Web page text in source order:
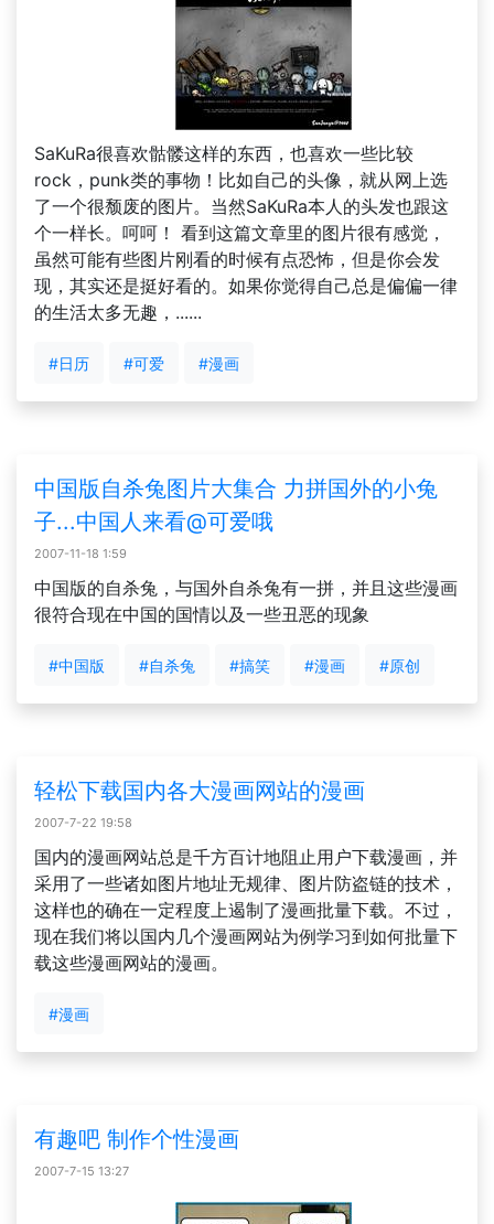
SaKuRa很喜欢骷髅这样的东西，也喜欢一些比较
rock，punk类的事物！比如自己的头像，就从网上选
了一个很颓废的图片。当然SaKuRa本人的头发也跟这
个一样长。呵呵！ 看到这篇文章里的图片很有感觉，
虽然可能有些图片刚看的时候有点恐怖，但是你会发
现，其实还是挺好看的。如果你觉得自己总是偏偏一律
的生活太多无趣，......
#日历 #可爱 #漫画
中国版自杀兔图片大集合 力拼国外的小兔
子...中国人来看@可爱哦
2007-11-18 1:59
中国版的自杀兔，与国外自杀兔有一拼，并且这些漫画
很符合现在中国的国情以及一些丑恶的现象
#中国版 #自杀兔 #搞笑 #漫画 #原创
轻松下载国内各大漫画网站的漫画
2007-7-22 19:58
国内的漫画网站总是千方百计地阻止用户下载漫画，并
采用了一些诸如图片地址无规律、图片防盗链的技术，
这样也的确在一定程度上遏制了漫画批量下载。不过，
现在我们将以国内几个漫画网站为例学习到如何批量下
载这些漫画网站的漫画。
#漫画
有趣吧 制作个性漫画
2007-7-15 13:27